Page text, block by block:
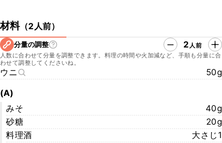
材料（2人前）
分量の調整 2 人前
人数に合わせて分量を調整できます。料理の時間や火加減など、手順も分量に合
わせて調整してくださいね。
ウニ 50g
(A)
みそ
40g
砂糖
20g
料理酒
大さじ1